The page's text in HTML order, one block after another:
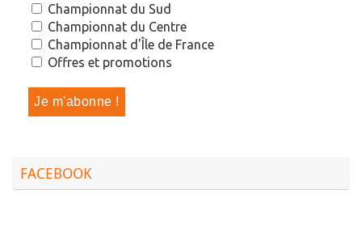
Championnat du Sud
Championnat du Centre
Championnat d'Île de France
Offres et promotions
FACEBOOK